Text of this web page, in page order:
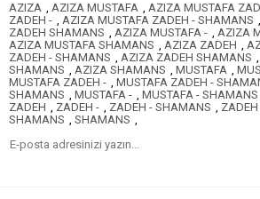
AZIZA , AZIZA MUSTAFA , AZIZA MUSTAFA
ZADEH - , AZIZA MUSTAFA ZADEH - SHAMANS ,
ZADEH SHAMANS , AZIZA MUSTAFA - , AZIZA
AZIZA MUSTAFA SHAMANS , AZIZA ZADEH ,
ZADEH - SHAMANS , AZIZA ZADEH SHAMANS ,
SHAMANS , AZIZA SHAMANS , MUSTAFA ,
MUSTAFA ZADEH - , MUSTAFA ZADEH -
SHAMANS , MUSTAFA - , MUSTAFA - SHAMANS
ZADEH , ZADEH - , ZADEH - SHAMANS ,
SHAMANS , SHAMANS ,